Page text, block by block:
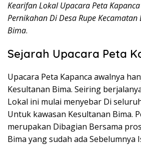
Kearifan Lokal Upacara Peta
Pernikahan Di Desa Rupe
Bima.
Sejarah Upacara Peta
Upacara Peta Kapanca awalnya
Kesultanan Bima. Seiring
Lokal ini mulai menyebar Di
Untuk kawasan Kesultanan Bima.
merupakan Dibagian Bersama
Bima yang sudah ada Sebelumnya